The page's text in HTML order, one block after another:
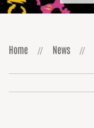
Home News